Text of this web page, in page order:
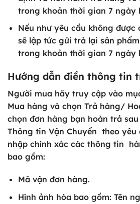
trong khoản thời gian 7 ngày
Nếu như yêu cầu không được
sẽ lập tức gửi trả lại sản
trong khoản thời gian 7 ngày
Hướng dẫn điền thông tin
Người mua hãy truy cập vào
Mua hàng và chọn Trả hàng/
chọn đơn hàng bạn hoàn trả
Thông tin Vận Chuyển theo yêu
nhập chính xác các thông tin
bao gồm:
Mã vận đơn hàng.
Hình ảnh hóa bao gồm: Tên